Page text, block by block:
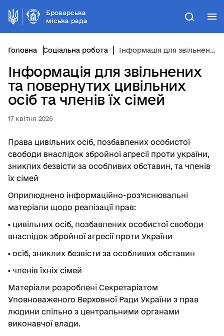
Броварська
міська рада
Пошук
Головна Соціальна робота Інформація для звільнених та повернутих цивільних осіб та членів їх сімей
Інформація для звільнених
та повернутих цивільних
осіб та членів їх сімей
17 квітня 2026
Права цивільних осіб, позбавлених особистої
свободи внаслідок збройної агресії проти україни,
зниклих безвісти за особливих обставин, та членів
їх сімей
Оприлюднено інформаційно-роз’яснювальні
матеріали щодо реалізації прав:
▪️ цивільних осіб, позбавлених особистої свободи
внаслідок збройної агресії проти України
▪️ осіб, зниклих безвісти за особливих обставин
▪️ членів їхніх сімей
Матеріали розроблені Секретаріатом
Уповноваженого Верховної Ради України з прав
людини спільно з центральними органами
виконавчої влади.